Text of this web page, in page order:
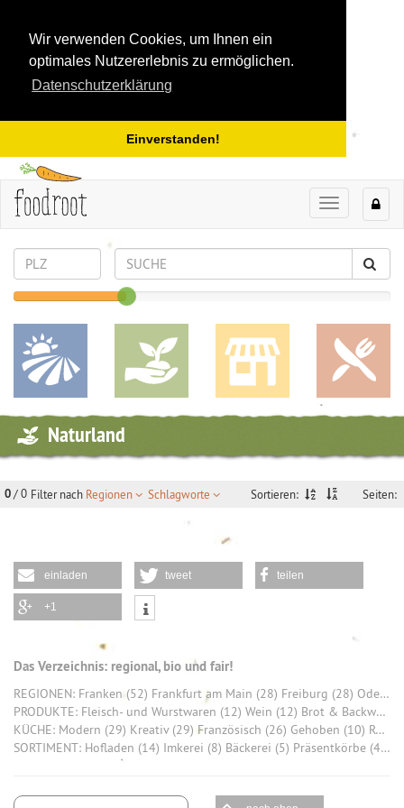
Wir verwenden Cookies, um Ihnen ein
optimales Nutzererlebnis zu ermöglichen.
Datenschutzerklärung
Einverstanden!
TOGGLE
Naturland
0/ 0 Filter nach Regionen Schlagworte Sortieren: Seiten:
einladen tweet teilen
+1
Das Verzeichnis: regional, bio und fair!
REGIONEN: Franken (52) Frankfurt am Main (28) Freiburg (28) Odenwald (26) Saarland (26) München (20) Tuttlingen (20) Allgäu (19) Hohenlohekreis (17) Stuttgart (16)
PRODUKTE: Fleisch- und Wurstwaren (12) Wein (12) Brot & Backwaren (9) Honig (7) Käse (6) Bier (6) Schokolade (6) Gemüse (5) Eier (5) Rind (4)
KÜCHE: Modern (29) Kreativ (29) Französisch (26) Gehoben (10) Regional Deutsch (7) Traditionell (4) Europäisch (2) Klassisch (2) Asiatisch (1) HartKernHessisch (1)
SORTIMENT: Hofladen (14) Imkerei (8) Bäckerei (5) Präsentkörbe (4) Bio-Produkte (4) Weingut (4) Bio Brot (3) Bio-Gemüse (3) Fleisch (3) regionale Frischware (3)